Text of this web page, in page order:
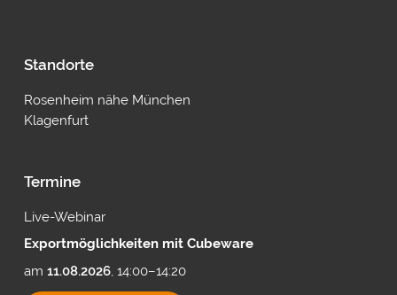
Standorte
Rosenheim nähe München
Klagenfurt
Termine
Live-Webinar
Exportmöglichkeiten mit Cubeware
am 11.08.2026, 14:00–14:20